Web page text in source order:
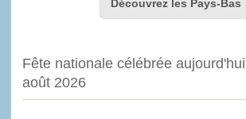
Découvrez les Pays-Bas
Fête nationale célébrée
août 2026